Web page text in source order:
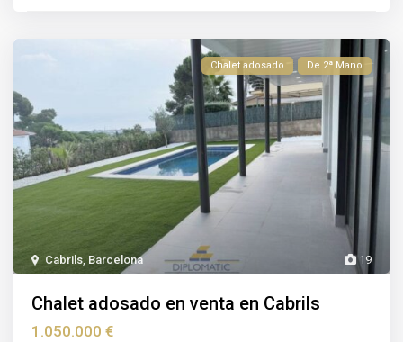
19
Cabrils, Barcelona
Chalet adosado De 2ª Mano
Chalet adosado en venta en Cabrils
1.050.000 €